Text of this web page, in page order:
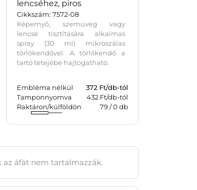
lencséhez, piros
Cikkszám: 7572-08
Képernyő, szemüveg vagy
lencse tisztítására alkalmas
spray (30 ml) mikroszálas
törlőkendővel. A törlőkendő a
tartó tetejébe hajtogatható.
Embléma nélkül 372Ft/db-tól
Tamponnyomva
432 Ft/db-tól
Raktáron/külföldön
79/0 db
az áfát nem tartalmazzák.